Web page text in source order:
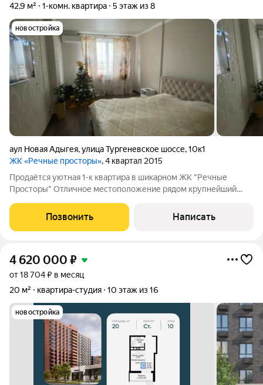
42,9 м² 1-комн. квартира 5 этаж из 8
новостройка
аул Новая Адыгея,улица Тургеневское шоссе,10к1
ЖК «Речные просторы», 4 квартал 2015
Продаётся уютная 1-к квартира в шикарном ЖК "Речные
Просторы" Отличное местоположение рядом крупнейший
шаговой доступности: магазины пятерочка, магнит, Wildberries,
Ozon! школы №19, №27,
Позвонить Написать
4 620 000 ₽
от 18 704 ₽ в месяц
20 м²
квартира-студия 10 этаж из 16
новостройка